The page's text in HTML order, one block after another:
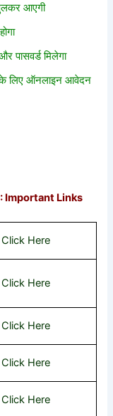
आएगी
पासवर्ड मिलेगा
लिए ऑनलाइन आवेदन
Important Links
Click Here
Click Here
Click Here
Click Here
Click Here